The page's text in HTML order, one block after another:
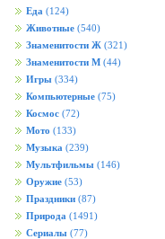
Еда (124)
Животные (540)
Знаменитости Ж (321)
Знаменитости М (44)
Игры (334)
Компьютерные (75)
Космос (72)
Мото (133)
Музыка (239)
Мультфильмы (146)
Оружие (53)
Праздники (87)
Природа (1491)
Сериалы (77)